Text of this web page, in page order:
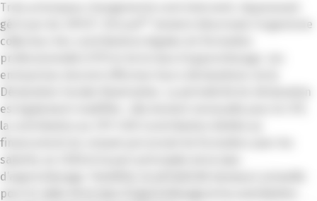
Trois principaux changements vont intervenir. Auparavant
géré par les OPCO*, l’Urssaf** devient désormais l’organisme
collecteur des contributions légales de formation
professionnelle (CPF) et de la taxe d’apprentissage. Les
entreprises devront effectuer leurs déclarations via la
Déclaration Sociale Nominative. La périodicité de déclaration
est également modifiée : elle devient mensuelle pour le CFP,
la contribution au CPF-CDD (contribution dédiée au
financement du compte personnel de formation pour les
salariés en CDD) et la part principale de la taxe
d’apprentissage. Toutefois, la périodicité demeure annuelle
pour le solde de la taxe d’apprentissage et la contribution